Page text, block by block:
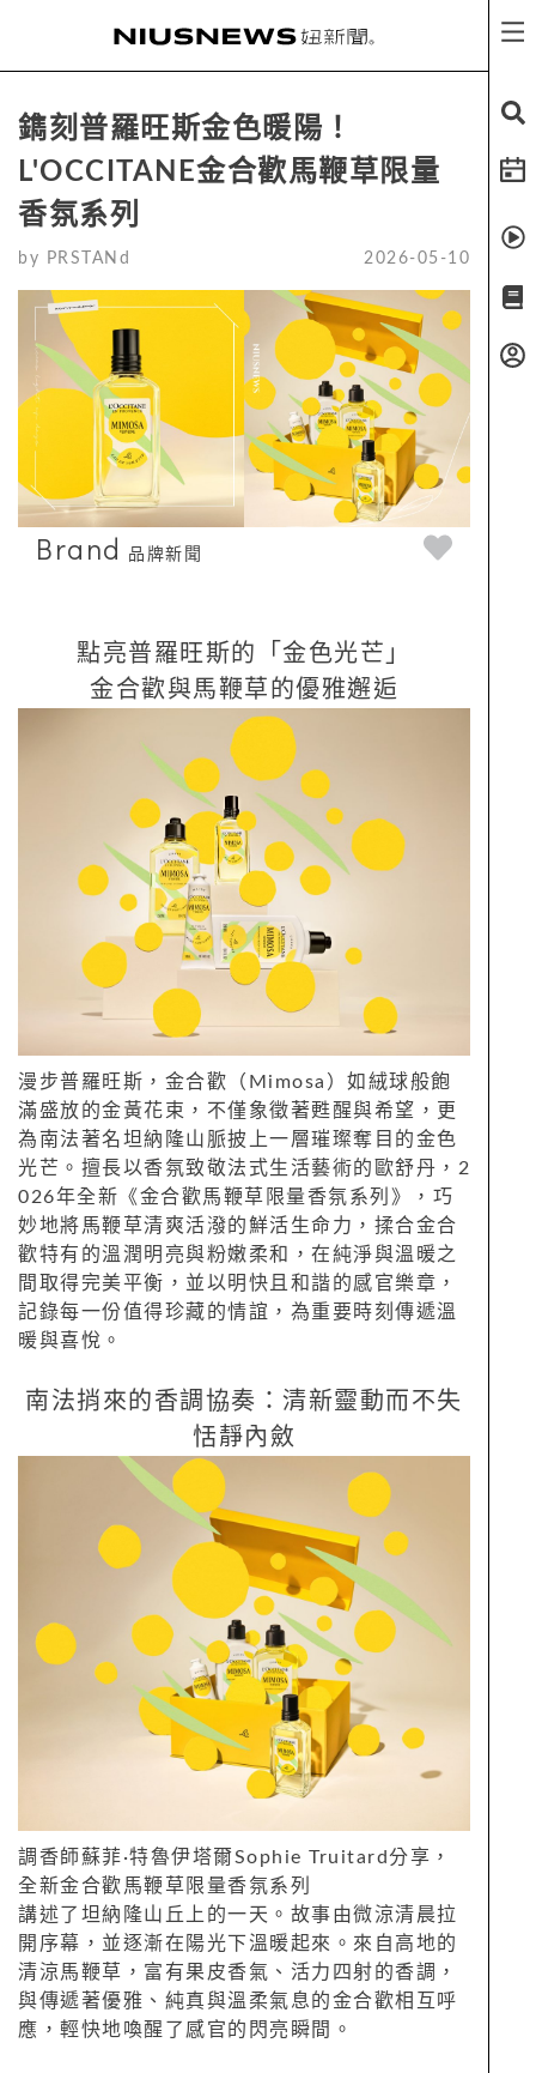
鐫刻普羅旺斯金色暖陽！
L'OCCITANE金合歡馬鞭草限量
香氛系列
by PRSTANd 2026-05-10
Brand 品牌新聞
點亮普羅旺斯的「金色光芒」
金合歡與馬鞭草的優雅邂逅
漫步普羅旺斯，金合歡（Mimosa）如絨球般飽
滿盛放的金黃花束，不僅象徵著甦醒與希望，更
為南法著名坦納隆山脈披上一層璀璨奪目的金色
光芒。擅長以香氛致敬法式生活藝術的歐舒丹，2
026年全新《金合歡馬鞭草限量香氛系列》，巧
妙地將馬鞭草清爽活潑的鮮活生命力，揉合金合
歡特有的溫潤明亮與粉嫩柔和，在純淨與溫暖之
間取得完美平衡，並以明快且和諧的感官樂章，
記錄每一份值得珍藏的情誼，為重要時刻傳遞溫
暖與喜悅。
南法捎來的香調協奏：清新靈動而不失
恬靜內斂
調香師蘇菲·特魯伊塔爾Sophie Truitard分享，
全新金合歡馬鞭草限量香氛系列
講述了坦納隆山丘上的一天。故事由微涼清晨拉
開序幕，並逐漸在陽光下溫暖起來。來自高地的
清涼馬鞭草，富有果皮香氣、活力四射的香調，
與傳遞著優雅、純真與溫柔氣息的金合歡相互呼
應，輕快地喚醒了感官的閃亮瞬間。